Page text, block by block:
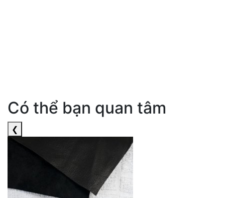
Có thể bạn quan tâm
❮